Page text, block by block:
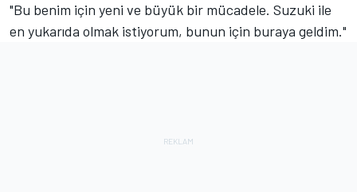
"Bu benim için yeni ve büyük bir mücadele. Suzuki ile
en yukarıda olmak istiyorum, bunun için buraya geldim."